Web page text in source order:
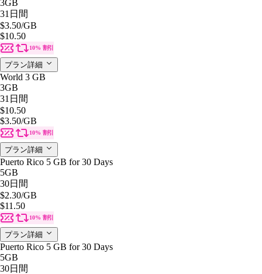
3GB
31日間
$3.50/GB
$10.50
10% 割引
プラン詳細
World 3 GB
3GB
31日間
$10.50
$3.50/GB
10% 割引
プラン詳細
Puerto Rico 5 GB for 30 Days
5GB
30日間
$2.30/GB
$11.50
10% 割引
プラン詳細
Puerto Rico 5 GB for 30 Days
5GB
30日間